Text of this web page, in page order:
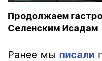
Продолжаем
Селенским Исадам
Ранее мы писали